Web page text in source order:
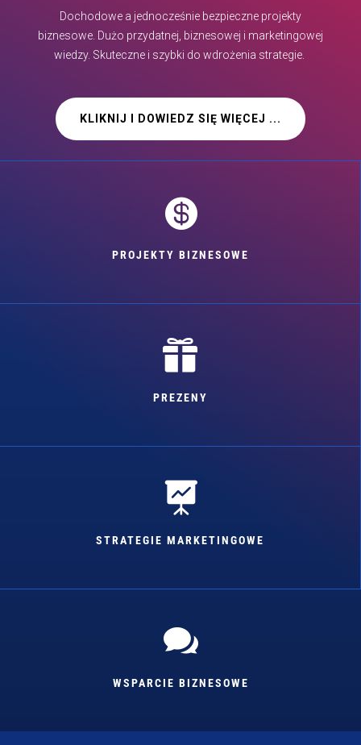
Dochodowe a jednocześnie bezpieczne projekty
biznesowe. Dużo przydatnej, biznesowej i marketingowej
wiedzy. Skuteczne i szybki do wdrożenia strategie.
KLIKNIJ I DOWIEDZ SIĘ WIĘCEJ ...

PROJEKTY BIZNESOWE

PREZENY

STRATEGIE MARKETINGOWE

WSPARCIE BIZNESOWE